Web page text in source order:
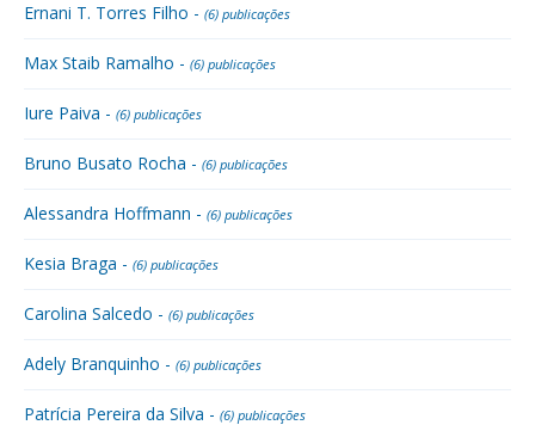
Ernani T. Torres Filho - (6) publicações
Max Staib Ramalho - (6) publicações
Iure Paiva - (6) publicações
Bruno Busato Rocha - (6) publicações
Alessandra Hoffmann - (6) publicações
Kesia Braga - (6) publicações
Carolina Salcedo - (6) publicações
Adely Branquinho - (6) publicações
Patrícia Pereira da Silva - (6) publicações